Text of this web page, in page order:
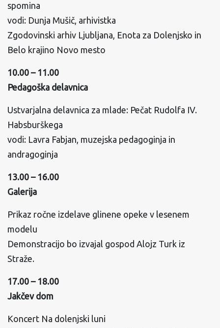
spomina
vodi: Dunja Mušič, arhivistka
Zgodovinski arhiv Ljubljana, Enota za Dolenjsko in
Belo krajino Novo mesto
10.00 – 11.00
Pedagoška delavnica
Ustvarjalna delavnica za mlade: Pečat Rudolfa IV.
Habsburškega
vodi: Lavra Fabjan, muzejska pedagoginja in
andragoginja
13.00 – 16.00
Galerija
Prikaz ročne izdelave glinene opeke v lesenem
modelu
Demonstracijo bo izvajal gospod Alojz Turk iz
Straže.
17.00 – 18.00
Jakčev dom
Koncert Na dolenjski luni